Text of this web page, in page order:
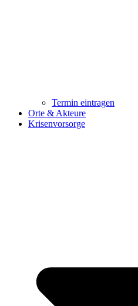
Termin eintragen
Orte & Akteure
Krisenvorsorge